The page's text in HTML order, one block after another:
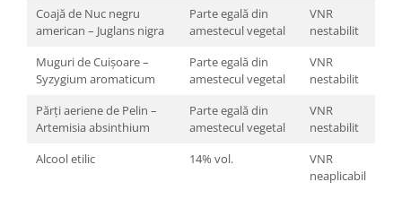
Coajă de Nuc negru
american – Juglans nigra
Parte egală din
amestecul vegetal
VNR
nestabilit
Muguri de Cuișoare –
Syzygium aromaticum
Parte egală din
amestecul vegetal
VNR
nestabilit
Părți aeriene de Pelin –
Artemisia absinthium
Parte egală din
amestecul vegetal
VNR
nestabilit
Alcool etilic
14% vol.
VNR
neaplicabil